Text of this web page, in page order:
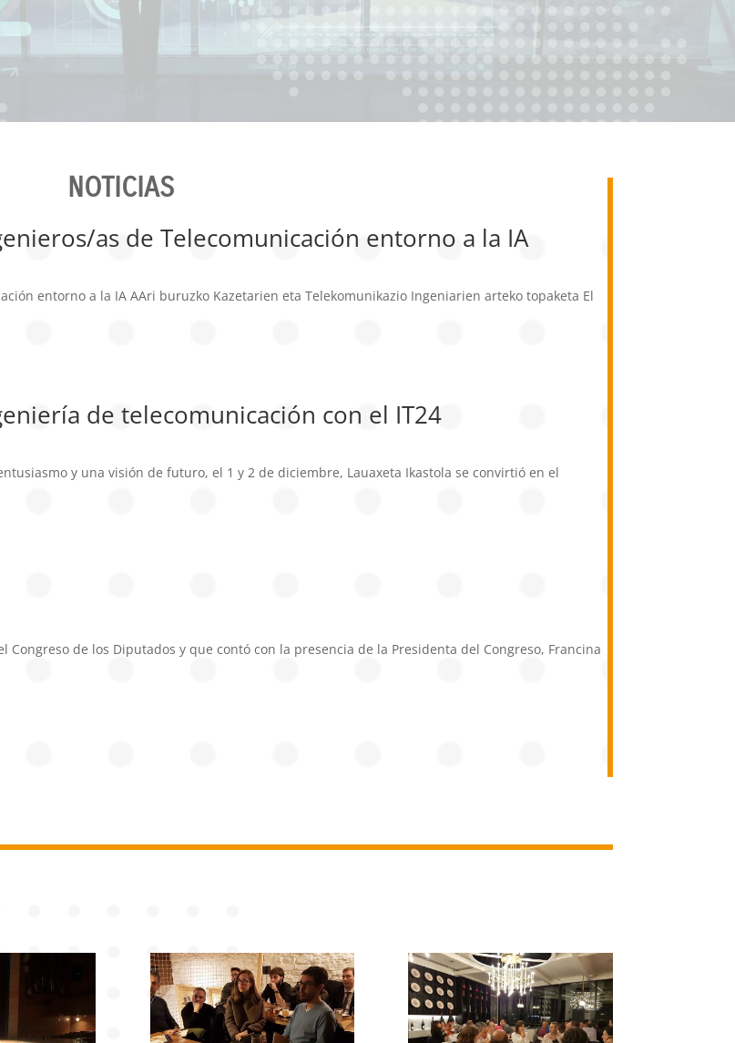
NOTICIAS
as de Telecomunicación entorno a la IA
entorno a la IA AAri buruzko Kazetarien eta Telekomunikazio Ingeniarien arteko topaketa El
de telecomunicación con el IT24
y una visión de futuro, el 1 y 2 de diciembre, Lauaxeta Ikastola se convirtió en el
de los Diputados y que contó con la presencia de la Presidenta del Congreso, Francina